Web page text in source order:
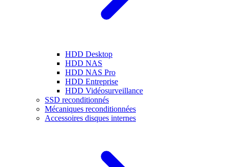
HDD Desktop
HDD NAS
HDD NAS Pro
HDD Entreprise
HDD Vidéosurveillance
SSD reconditionnés
Mécaniques reconditionnées
Accessoires disques internes